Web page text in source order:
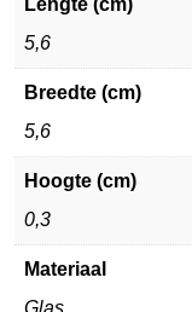
5,6
Breedte (cm)
5,6
Hoogte (cm)
0,3
Materiaal
Glas